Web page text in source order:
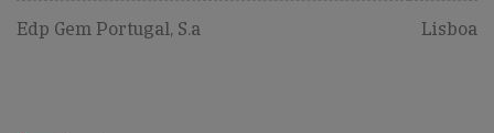
Edp Gem Portugal, S.a Lisboa